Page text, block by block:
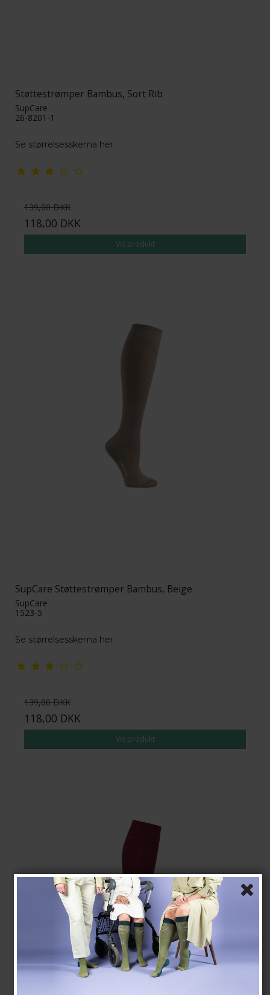
Støttestrømper Bambus, Sort Rib
SupCare
26-8201-1
Se størrelsesskema her
139,00 DKK
118,00 DKK
Vis produkt
SupCare Støttestrømper Bambus, Beige
SupCare
1523-5
Se størrelsesskema her
139,00 DKK
118,00 DKK
Vis produkt